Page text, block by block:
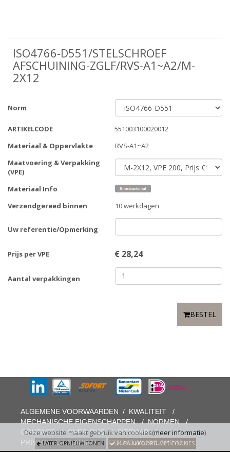
ISO4766-D551/STELSCHROEF
AFSCHUINING-ZGLF/RVS-A1~A2/M-
2X12
Norm
ARTIKELCODE
551003100020012
Materiaal & Oppervlakte
RVS-A1~A2
Maatvoering & Verpakking
(VPE)
Materiaal Info
Verzendgereed binnen
10 werkdagen
Uw referentie/Opmerking
Prijs per VPE € 28,24
Aantal verpakkingen
BESTEL
Deze website maakt gebruik van cookies(meer informatie)
LATER OPNIEUW TONEN IK GA AKKOORD MET COOKIES
ALGEMENE VOORWAARDEN / KWALITEIT
/
MECHANISCHE EIGENSCHAPPEN/NORMEN/
CONTACT/OVER ONS/SITEMAP/
PRIVACYVERKLARING/ COOKIEVERKLARING